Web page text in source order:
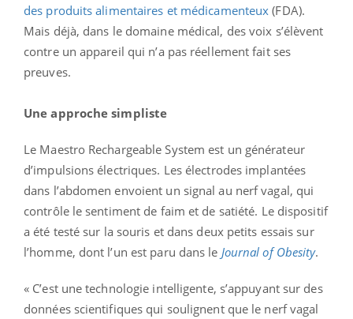
des produits alimentaires et médicamenteux (FDA).
Mais déjà, dans le domaine médical, des voix s’élèvent
contre un appareil qui n’a pas réellement fait ses
preuves.
Une approche simpliste
Le Maestro Rechargeable System est un générateur
d’impulsions électriques. Les électrodes implantées
dans l’abdomen envoient un signal au nerf vagal, qui
contrôle le sentiment de faim et de satiété. Le dispositif
a été testé sur la souris et dans deux petits essais sur
l’homme, dont l’un est paru dans le Journal of Obesity.
« C’est une technologie intelligente, s’appuyant sur des
données scientifiques qui soulignent que le nerf vagal